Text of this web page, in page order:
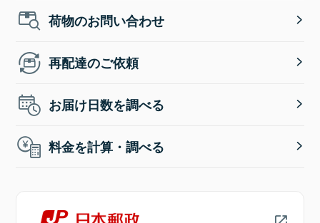
荷物のお問い合わせ
再配達のご依頼
お届け日数を調べる
料金を計算・調べる